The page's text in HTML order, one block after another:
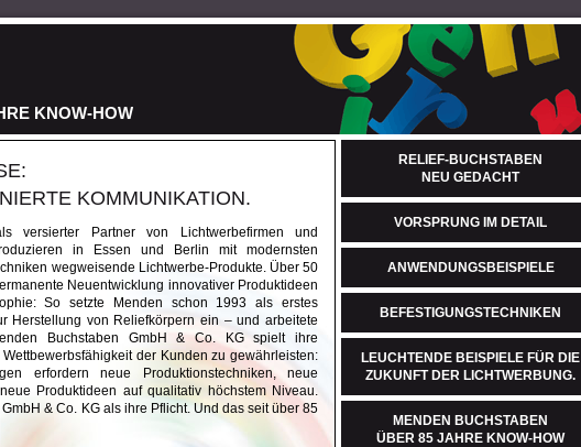
KNOW-HOW
KOMMUNIKATION.
versierter Partner von Lichtwerbefirmen und
in Essen und Berlin mit modernsten
wegweisende Lichtwerbe-Produkte. Über 50
Neuentwicklung innovativer Produktideen
So setzte Menden schon 1993 als erstes
Herstellung von Reliefkörpern ein – und arbeitete
Buchstaben GmbH & Co. KG spielt ihre
der Kunden zu gewährleisten:
erfordern neue Produktionstechniken, neue
Produktideen auf qualitativ höchstem Niveau.
& Co. KG als ihre Pflicht. Und das seit über 85
RELIEF-BUCHSTABEN
NEU GEDACHT
VORSPRUNG IM DETAIL
ANWENDUNGSBEISPIELE
BEFESTIGUNGSTECHNIKEN
LEUCHTENDE BEISPIELE FÜR DIE
ZUKUNFT DER LICHTWERBUNG.
MENDEN BUCHSTABEN
ÜBER 85 JAHRE KNOW-HOW